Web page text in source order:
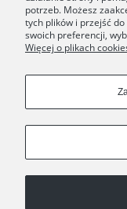
Dołącz do nas:
Copyrights © 2024 -
potrzeb. Możesz
tych plików i przejść
swoich preferencji,
Więcej o plikach